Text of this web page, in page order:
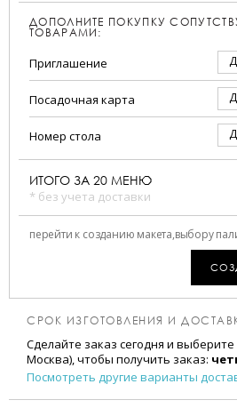
ДОПОЛНИТЕ ПОКУПКУ
ТОВАРАМИ:
Приглашение
Посадочная карта
Номер стола
ИТОГО ЗА 20 МЕНЮ
* без учета доставки
перейти к созданию макета,выбору
СРОК ИЗГОТОВЛЕНИЯ И
Сделайте заказ сегодня и
Москва), чтобы получить заказ:
Посмотреть другие варианты